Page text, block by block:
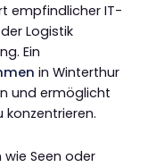
empfindlicher IT-
Logistik
Ein
in Winterthur
und ermöglicht
konzentrieren.
Seen oder